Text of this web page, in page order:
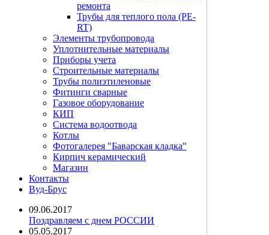
ремонта
Трубы для теплого пола (PE-
RT)
Элементы трубопровода
Уплотнительные материалы
Приборы учета
Строительные материалы
Трубы полиэтиленовые
Фитинги сварные
Газовое оборудование
КИП
Система водоотвода
Котлы
Фотогалерея "Баварская кладка"
Кирпич керамический
Магазин
Контакты
Вуд-Брус
09.06.2017
Поздравляем с днем РОССИИ
05.05.2017